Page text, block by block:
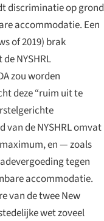
discriminatie op grond
accommodatie. Een
of 2019) brak
NYSHRL
zou worden
deze “ruim uit te
van de NYSHRL omvat
en — zoals
tegen
accommodatie.
van de twee New
wet zoveel